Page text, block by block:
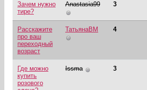
Зачем нужно
тире?
Anastasia99 3
Расскажите
про ваш
переходный
возраст
ТатьянаВМ 4
Где можно
купить
розового
Issma 3